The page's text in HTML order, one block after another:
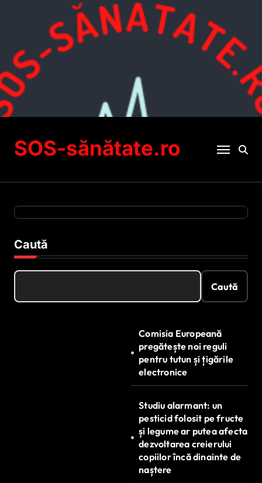
SOS-sănătate.ro
Caută
Caută
Comisia Europeană
pregătește noi reguli
pentru tutun și țigările
electronice
Studiu alarmant: un
pesticid folosit pe fructe
și legume ar putea afecta
dezvoltarea creierului
copiilor încă dinainte de
naștere